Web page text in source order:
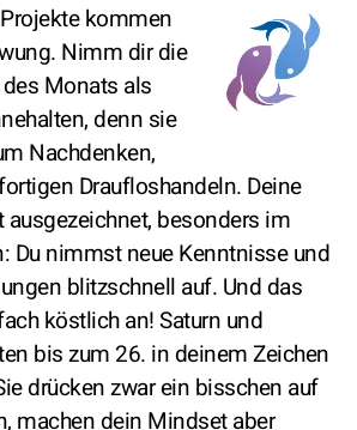
kommen
Nimm dir die
Monats als
denn sie
Nachdenken,
Draufloshandeln. Deine
besonders im
Du nimmst neue Kenntnisse und
blitzschnell auf. Und das
köstlich an! Saturn und
bis zum 26. in deinem Zeichen
drücken zwar ein bisschen auf
machen dein Mindset aber